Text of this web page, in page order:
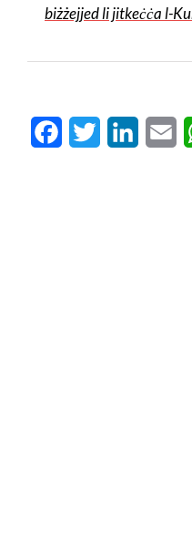
biżżejjed li jitkeċċa l-
FacebookTwitter LinkedIn